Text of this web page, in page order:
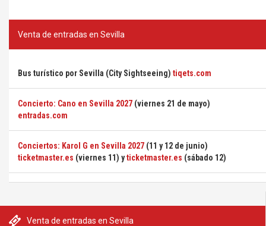
Venta de entradas en Sevilla
Venta de entradas en Sevilla
Bus turístico por Sevilla (City Sightseeing) tiqets.com
Concierto: Cano en Sevilla 2027 (viernes 21 de mayo)
entradas.com
Conciertos: Karol G en Sevilla 2027 (11 y 12 de junio)
ticketmaster.es (viernes 11) yticketmaster.es (sábado 12)